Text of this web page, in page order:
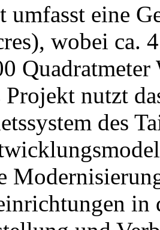
umfasst eine
wobei ca.
Quadratmeter
Projekt nutzt
des